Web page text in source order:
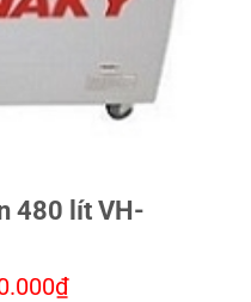
480 lít VH-
₫